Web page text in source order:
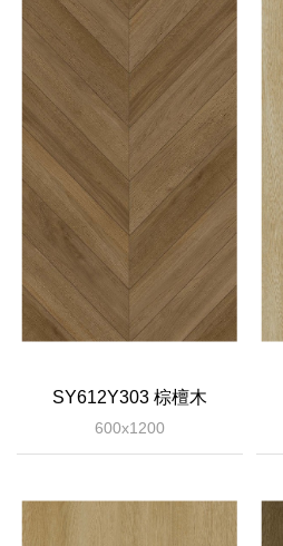
SY612Y303 棕檀木
600x1200